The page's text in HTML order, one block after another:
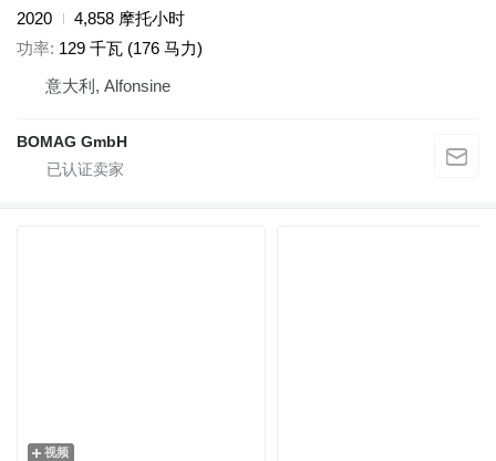
2020
4,858 摩托小时
功率 129 千瓦 (176 马力)
意大利, Alfonsine
BOMAG GmbH
视频